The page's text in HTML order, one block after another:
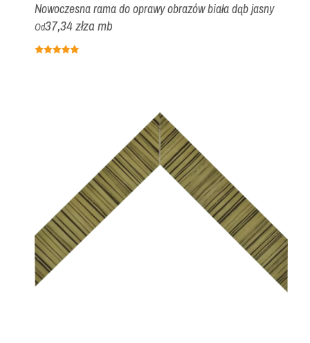
Nowoczesna rama do oprawy obrazów biała dąb jasny
Od37,34 złza mb